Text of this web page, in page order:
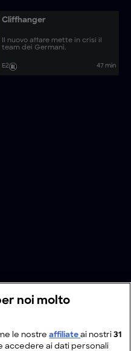
Cliffhanger
Il nuovo affare mette in crisi il
team dei Germani.
E2 47 min
noi molto
le nostreaffiliateai nostri31
accedere ai dati personali